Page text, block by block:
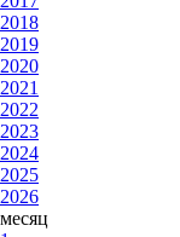
2018
2019
2020
2021
2022
2023
2024
2025
2026
месяц